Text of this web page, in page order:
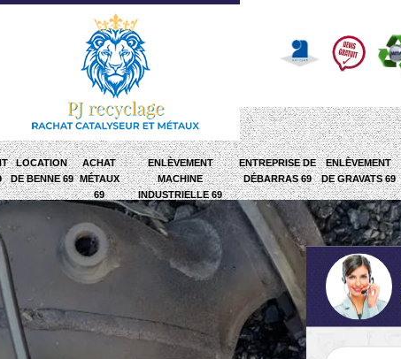
LOCATION
DE BENNE 69
ACHAT
MÉTAUX
69
ENLÈVEMENT
MACHINE
INDUSTRIELLE 69
ENTREPRISE DE
DÉBARRAS 69
ENLÈVEMENT
DE GRAVATS 69